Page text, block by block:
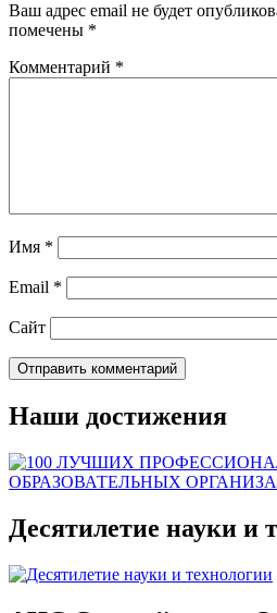
Ваш адрес email не будет
помечены *
Комментарий *
Имя *
Email *
Сайт
Наши достижения
Десятилетие науки и